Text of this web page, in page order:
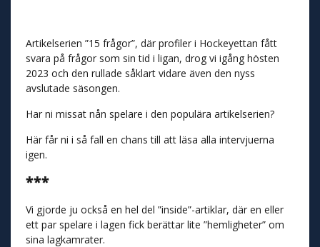
Artikelserien ”15 frågor”, där profiler i Hockeyettan fått
svara på frågor som sin tid i ligan, drog vi igång hösten
2023 och den rullade såklart vidare även den nyss
avslutade säsongen.
Har ni missat nån spelare i den populära artikelserien?
Här får ni i så fall en chans till att läsa alla intervjuerna
igen.
***
Vi gjorde ju också en hel del ”inside”-artiklar, där en eller
ett par spelare i lagen fick berättar lite ”hemligheter” om
sina lagkamrater.